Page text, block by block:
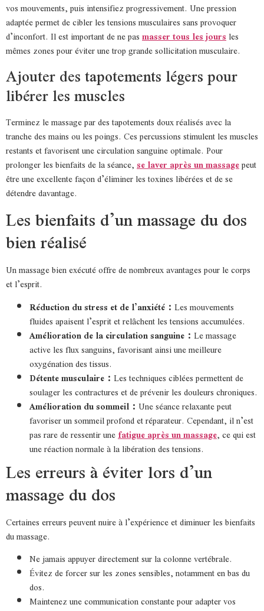
vos mouvements, puis intensifiez progressivement. Une pression
adaptée permet de cibler les tensions musculaires sans provoquer
d’inconfort. Il est important de ne pasmasser tous les joursles
mêmes zones pour éviter une trop grande sollicitation musculaire.
Ajouter des tapotements légers pour
libérer les muscles
Terminez le massage par des tapotements doux réalisés avec la
tranche des mains ou les poings. Ces percussions stimulent les muscles
restants et favorisent une circulation sanguine optimale. Pour
prolonger les bienfaits de la séance,se laver après un massagepeut
être une excellente façon d’éliminer les toxines libérées et de se
détendre davantage.
Les bienfaits d’un massage du dos
bien réalisé
Un massage bien exécuté offre de nombreux avantages pour le corps
et l’esprit.
Réduction du stress et de l’anxiété :Les mouvements
fluides apaisent l’esprit et relâchent les tensions accumulées.
Amélioration de la circulation sanguine :Le massage
active les flux sanguins, favorisant ainsi une meilleure
oxygénation des tissus.
Détente musculaire :Les techniques ciblées permettent de
soulager les contractures et de prévenir les douleurs chroniques.
Amélioration du sommeil :Une séance relaxante peut
favoriser un sommeil profond et réparateur. Cependant, il n’est
pas rare de ressentir unefatigue après un massage, ce qui est
une réaction normale à la libération des tensions.
Les erreurs à éviter lors d’un
massage du dos
Certaines erreurs peuvent nuire à l’expérience et diminuer les bienfaits
du massage.
Ne jamais appuyer directement sur la colonne vertébrale.
Évitez de forcer sur les zones sensibles, notamment en bas du
dos.
Maintenez une communication constante pour adapter vos